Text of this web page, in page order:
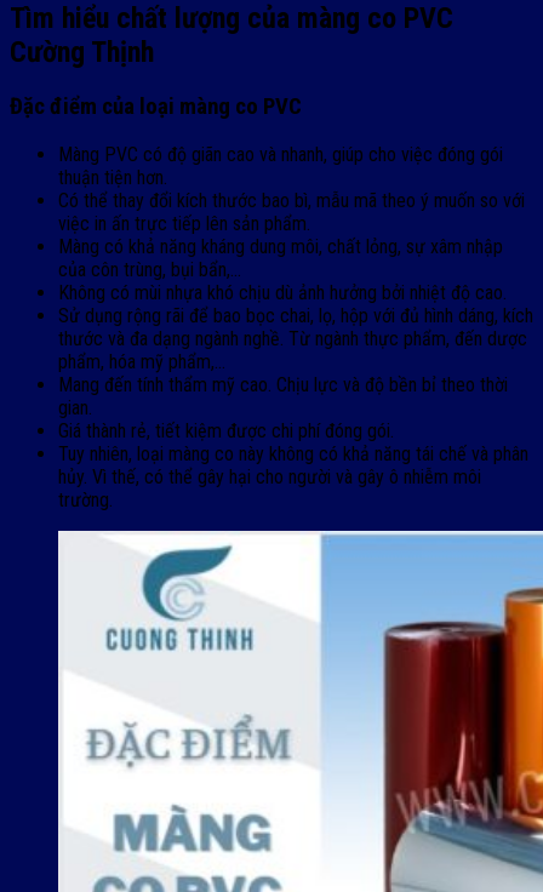
Tìm hiểu chất lượng của màng co PVC
Cường Thịnh
Đặc điểm của loại màng co PVC
Màng PVC có độ giãn cao và nhanh, giúp cho việc đóng gói
thuận tiện hơn.
Có thể thay đổi kích thước bao bì, mẫu mã theo ý muốn so với
việc in ấn trực tiếp lên sản phẩm.
Màng có khả năng kháng dung môi, chất lỏng, sự xâm nhập
của côn trùng, bụi bẩn,…
Không có mùi nhựa khó chịu dù ảnh hưởng bởi nhiệt độ cao.
Sử dụng rộng rãi để bao bọc chai, lọ, hộp với đủ hình dáng, kích
thước và đa dạng ngành nghề. Từ ngành thực phẩm, đến dược
phẩm, hóa mỹ phẩm,…
Mang đến tính thẩm mỹ cao. Chịu lực và độ bền bỉ theo thời
gian.
Giá thành rẻ, tiết kiệm được chi phí đóng gói.
Tuy nhiên, loại màng co này không có khả năng tái chế và phân
hủy. Vì thế, có thể gây hại cho người và gây ô nhiễm môi
trường.